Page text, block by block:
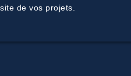
de vos projets.